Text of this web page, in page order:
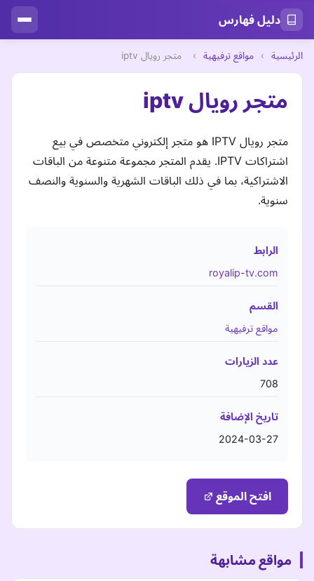
دليل فهارس
الرئيسية › مواقع ترفيهية › متجر رويال iptv
متجر رويال iptv
متجر رويال IPTV هو متجر إلكتروني متخصص في بيع
اشتراكات IPTV. يقدم المتجر مجموعة متنوعة من الباقات
الاشتراكية، بما في ذلك الباقات الشهرية والسنوية والنصف
سنوية.
الرابط
royalip-tv.com
القسم
مواقع ترفيهية
عدد الزيارات
708
تاريخ الإضافة
2024-03-27
افتح الموقع
مواقع مشابهة